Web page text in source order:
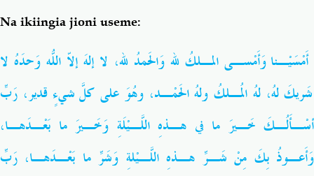
Na ikiingia jioni useme:
أَمْسَيْـنا وَأَمْسـى المـلكُ لله وَالحَمدُ لله، لا إلهَ إلاّ اللّهُ وَحدَهُ لا
شَريكَ لهُ، لهُ المُـلكُ ولهُ الحَمْـد، وهُوَ على كلّ شَيءٍ قدير، رَبِّ
أسْـأَلُـكَ خَـيرَ ما في هـذهِ اللَّـيْلَةِ وَخَـيرَ ما بَعْـدَهـا،
وَأَعـوذُ بِكَ مِنْ شَـرِّ هـذهِ اللَّـيْلةِ وَشَرِّ ما بَعْـدَهـا، رَبِّ